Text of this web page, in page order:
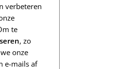
verbeteren
te
, zo
onze
e-mails af